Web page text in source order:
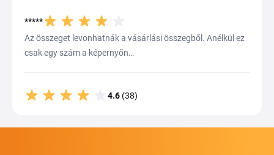
*****
Az összeget levonhatnák a vásárlási összegből. Anélkül ez
csak egy szám a képernyőn…
4.6 (38)